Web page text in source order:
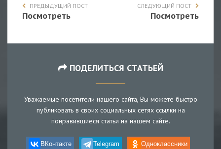
ПРЕДЫДУЩИЙ ПОСТ
Посмотреть
СЛЕДУЮЩИЙ ПОСТ
Посмотреть
ПОДЕЛИТЬСЯ СТАТЬЕЙ
Уважаемые посетители нашего сайта, Вы можете быстро
публиковать в своих социальных сетях ссылки на
понравившиеся статьи на нашем сайте.
ВКонтакте Telegram Одноклассники